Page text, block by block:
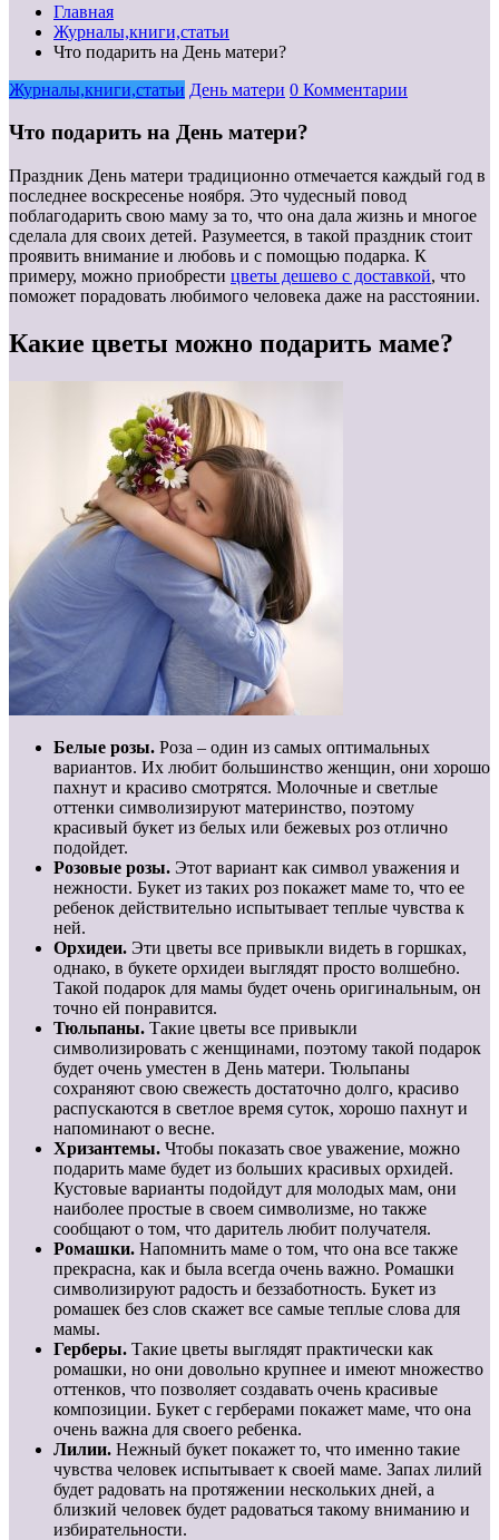
Главная
Журналы,книги,статьи
Что подарить на День матери?
Журналы,книги,статьи День матери 0 Комментарии
Что подарить на День матери?
Праздник День матери традиционно отмечается каждый год в
последнее воскресенье ноября. Это чудесный повод
поблагодарить свою маму за то, что она дала жизнь и многое
сделала для своих детей. Разумеется, в такой праздник стоит
проявить внимание и любовь и с помощью подарка. К
примеру, можно приобрести цветы дешево с доставкой, что
поможет порадовать любимого человека даже на расстоянии.
Какие цветы можно подарить маме?
Белые розы. Роза – один из самых оптимальных
вариантов. Их любит большинство женщин, они хорошо
пахнут и красиво смотрятся. Молочные и светлые
оттенки символизируют материнство, поэтому
красивый букет из белых или бежевых роз отлично
подойдет.
Розовые розы. Этот вариант как символ уважения и
нежности. Букет из таких роз покажет маме то, что ее
ребенок действительно испытывает теплые чувства к
ней.
Орхидеи. Эти цветы все привыкли видеть в горшках,
однако, в букете орхидеи выглядят просто волшебно.
Такой подарок для мамы будет очень оригинальным, он
точно ей понравится.
Тюльпаны. Такие цветы все привыкли
символизировать с женщинами, поэтому такой подарок
будет очень уместен в День матери. Тюльпаны
сохраняют свою свежесть достаточно долго, красиво
распускаются в светлое время суток, хорошо пахнут и
напоминают о весне.
Хризантемы. Чтобы показать свое уважение, можно
подарить маме будет из больших красивых орхидей.
Кустовые варианты подойдут для молодых мам, они
наиболее простые в своем символизме, но также
сообщают о том, что даритель любит получателя.
Ромашки. Напомнить маме о том, что она все также
прекрасна, как и была всегда очень важно. Ромашки
символизируют радость и беззаботность. Букет из
ромашек без слов скажет все самые теплые слова для
мамы.
Герберы. Такие цветы выглядят практически как
ромашки, но они довольно крупнее и имеют множество
оттенков, что позволяет создавать очень красивые
композиции. Букет с герберами покажет маме, что она
очень важна для своего ребенка.
Лилии. Нежный букет покажет то, что именно такие
чувства человек испытывает к своей маме. Запах лилий
будет радовать на протяжении нескольких дней, а
близкий человек будет радоваться такому вниманию и
избирательности.